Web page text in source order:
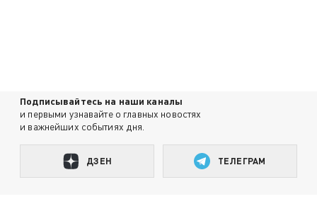
Подписывайтесь на наши каналы
и первыми узнавайте о главных новостях
и важнейших событиях дня.
ДЗЕН ТЕЛЕГРАМ